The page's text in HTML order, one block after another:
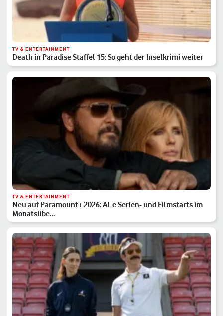
TV & ENTERTAINMENT
Death in Paradise Staffel 15: So geht der Inselkrimi weiter
TV & ENTERTAINMENT
Neu auf Paramount+ 2026: Alle Serien- und Filmstarts im
Monatsübe…